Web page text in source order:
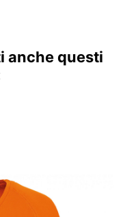
anche questi